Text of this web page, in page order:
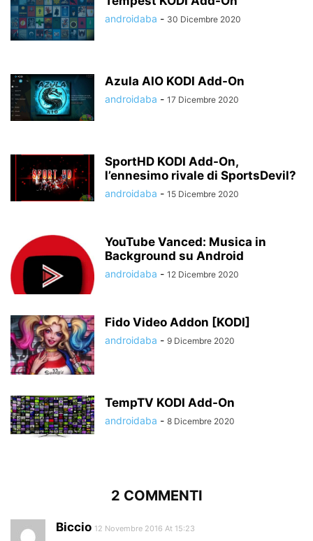
androidaba - 30 Dicembre 2020
Azula AIO KODI Add-On
androidaba - 17 Dicembre 2020
SportHD KODI Add-On,
l’ennesimo rivale di SportsDevil?
androidaba - 15 Dicembre 2020
YouTube Vanced: Musica in
Background su Android
androidaba - 12 Dicembre 2020
Fido Video Addon [KODI]
androidaba - 9 Dicembre 2020
TempTV KODI Add-On
androidaba - 8 Dicembre 2020
2 COMMENTI
Biccio 12 Novembre 2016 At 15:23